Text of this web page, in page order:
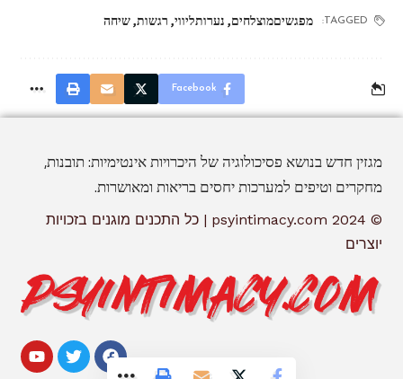
TAGGED: מפגשיםמוצלחים, נערותליווי, רגשות,שיחה
Facebook
מגזין חדש בנושא פסיכולוגיה של היכרויות אינטימיות: תובנות,
מחקרים וטיפים למערכות יחסים בריאות ומאושרות.
© 2024 psyintimacy.com | כל התכנים מוגנים בזכויות
יוצרים